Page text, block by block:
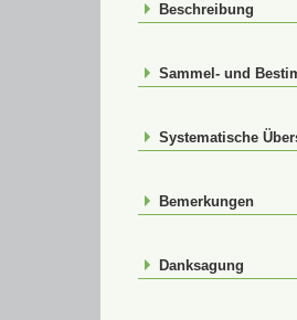
Beschreibung
Sammel- und
Systematische
Bemerkungen
Danksagung